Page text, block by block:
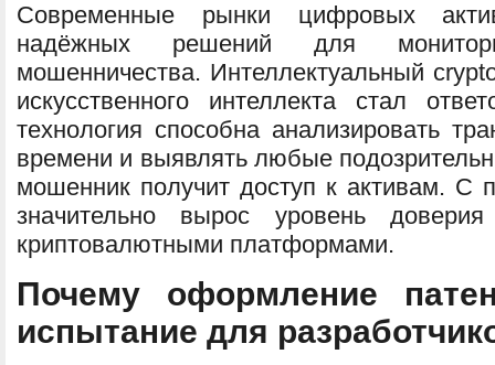
Современные рынки цифровых
надёжных решений для
мошенничества. Интеллектуальный
искусственного интеллекта стал
технология способна анализировать
времени и выявлять любые
мошенник получит доступ к активам. С
значительно вырос уровень
криптовалютными платформами.
Почему оформление
испытание для